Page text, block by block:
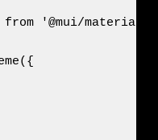
from '@mui/